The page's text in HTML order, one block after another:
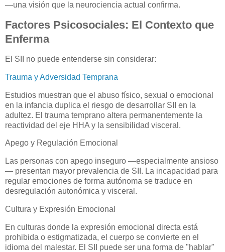
—una visión que la neurociencia actual confirma.
Factores Psicosociales: El Contexto que
Enferma
El SII no puede entenderse sin considerar:
Trauma y Adversidad Temprana
Estudios muestran que el abuso físico, sexual o emocional
en la infancia duplica el riesgo de desarrollar SII en la
adultez. El trauma temprano altera permanentemente la
reactividad del eje HHA y la sensibilidad visceral.
Apego y Regulación Emocional
Las personas con apego inseguro —especialmente ansioso
— presentan mayor prevalencia de SII. La incapacidad para
regular emociones de forma autónoma se traduce en
desregulación autonómica y visceral.
Cultura y Expresión Emocional
En culturas donde la expresión emocional directa está
prohibida o estigmatizada, el cuerpo se convierte en el
idioma del malestar. El SII puede ser una forma de "hablar"